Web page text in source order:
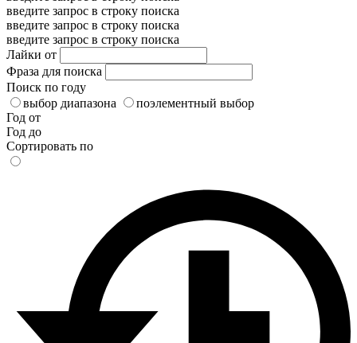
введите запрос в строку поиска
введите запрос в строку поиска
введите запрос в строку поиска
Лайки от
Фраза для поиска
Поиск по году
выбор диапазона
поэлементный выбор
Год от
Год до
Сортировать по